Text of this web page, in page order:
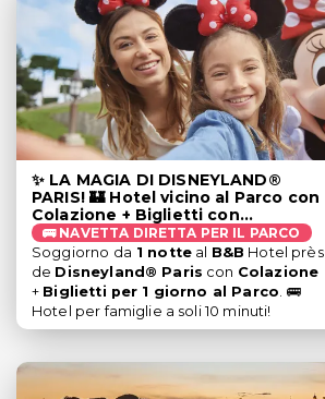
✨ LA MAGIA DI DISNEYLAND®
PARIS! 🏰 Hotel vicino al Parco con
Colazione + Biglietti con
Trasporto diretto 🚌
🚌 NAVETTA DIRETTA PER IL PARCO
Soggiorno da 1 notte al B&B Hotel près
de Disneyland® Paris con Colazione
+ Biglietti per 1 giorno al Parco. 🚌
Hotel per famiglie a soli 10 minuti!